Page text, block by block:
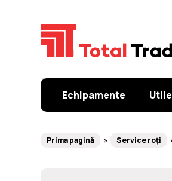
Echipamente Utile
Prima pagină Service roți